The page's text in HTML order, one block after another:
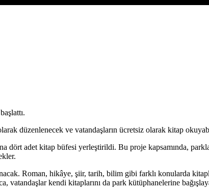
düzenlenecek ve vatandaşların ücretsiz olarak kitap
dört adet kitap büfesi yerleştirildi. Bu proje kapsamında,
Roman, hikâye, şiir, tarih, bilim gibi farklı konularda
vatandaşlar kendi kitaplarını da park kütüphanelerine